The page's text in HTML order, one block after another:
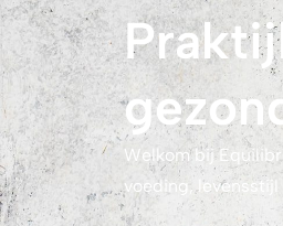
Welkom bij
voeding, levensstijl